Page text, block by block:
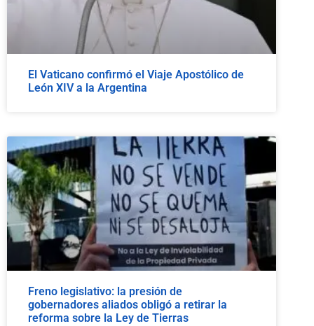
El Vaticano confirmó el Viaje Apostólico de
León XIV a la Argentina
Freno legislativo: la presión de
gobernadores aliados obligó a retirar la
reforma sobre la Ley de Tierras